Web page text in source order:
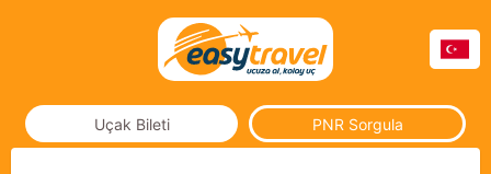
Uçak Bileti PNR Sorgula